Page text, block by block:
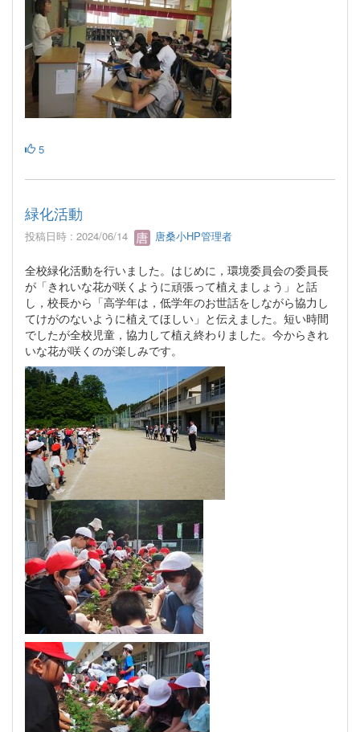
5
緑化活動
投稿日時 : 2024/06/14 唐桑小HP管理者
全校緑化活動を行いました。はじめに，環境委員会の委員長
が「きれいな花が咲くように頑張って植えましょう」と話
し，校長から「高学年は，低学年のお世話をしながら協力し
てけがのないように植えてほしい」と伝えました。短い時間
でしたが全校児童，協力して植え終わりました。今からきれ
いな花が咲くのが楽しみです。